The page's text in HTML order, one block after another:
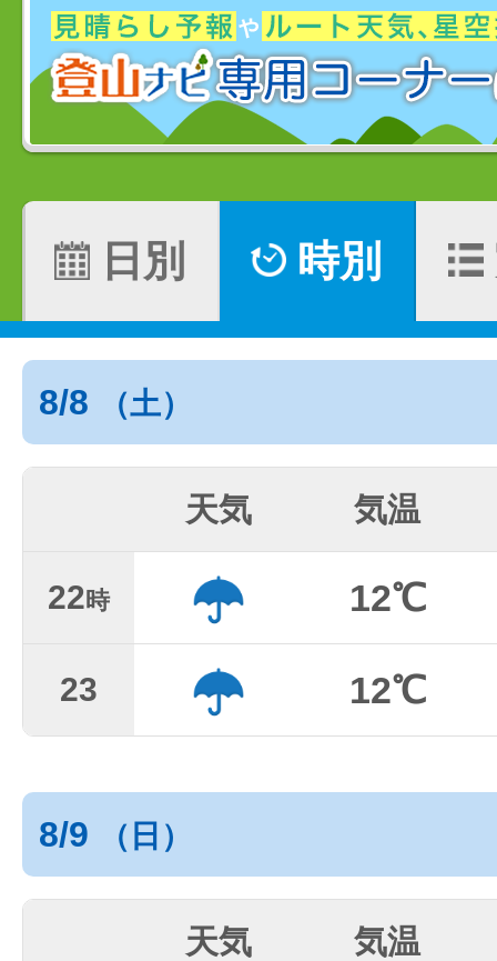
日別 時別
8/8 （土）
天気 気温
22時 12℃
23 12℃
8/9 （日）
天気 気温